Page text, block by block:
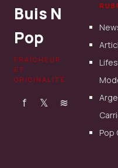
Buis N
Pop
FRAÎCHEUR
ET
ORIGINALITÉ
f 𝕏 ≋
Pop